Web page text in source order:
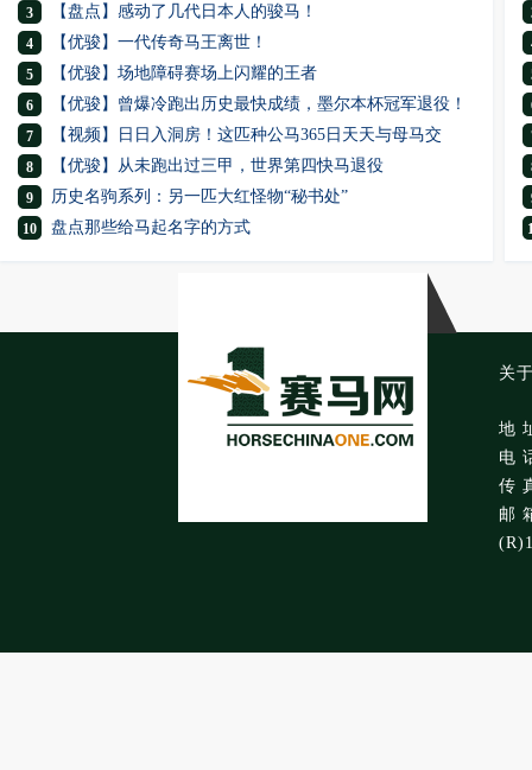
3 【盘点】感动了几代日本人的骏马！
4 【优骏】一代传奇马王离世！
5 【优骏】场地障碍赛场上闪耀的王者
6 【优骏】曾爆冷跑出历史最快成绩，墨尔本杯冠军退役！
7 【视频】日日入洞房！这匹种公马365日天天与母马交
8 【优骏】从未跑出过三甲，世界第四快马退役
9 历史名驹系列：另一匹大红怪物“秘书处”
10 盘点那些给马起名字的方式
关
地
电
传
邮